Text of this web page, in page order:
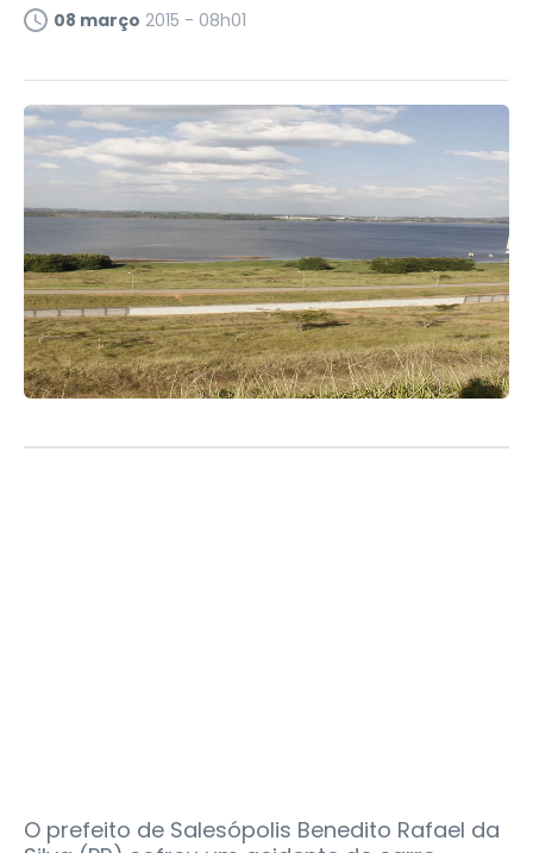
08 março 2015 - 08h01
O prefeito de Salesópolis Benedito Rafael da